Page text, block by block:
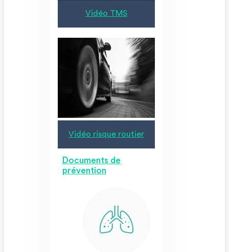
Vidéo TMS
Vidéo risque routier
Documents de
prévention